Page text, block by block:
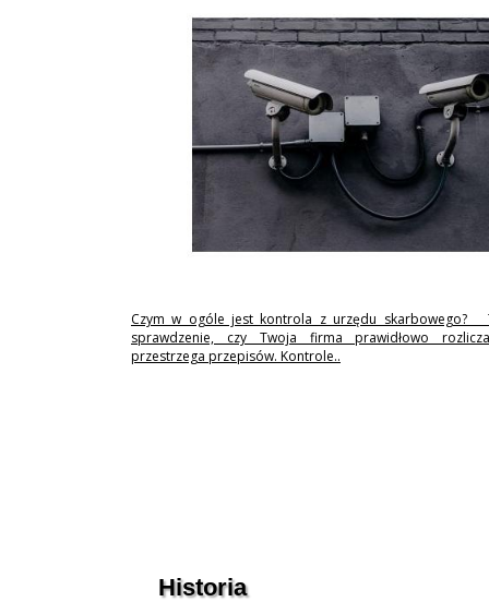
Czym w ogóle jest kontrola z urzędu skarbowego?
sprawdzenie, czy Twoja firma prawidłowo
przestrzega przepisów. Kontrole..
Historia